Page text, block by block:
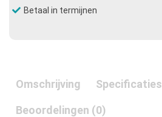
Betaal in termijnen
Omschrijving Specificaties
Beoordelingen (0)